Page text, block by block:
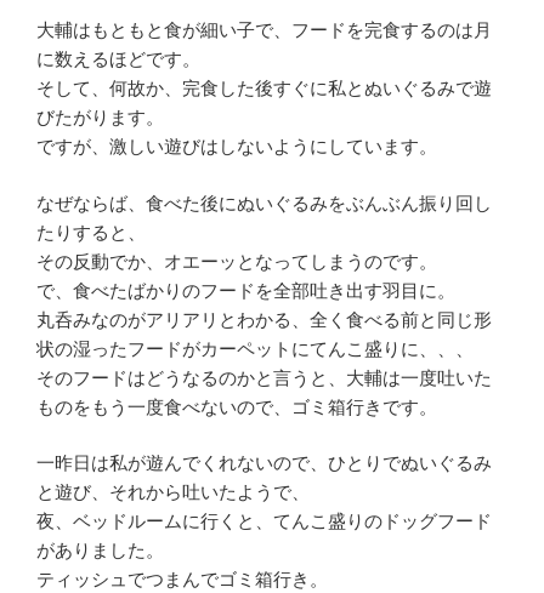
大輔はもともと食が細い子で、フードを完食するのは月
に数えるほどです。
そして、何故か、完食した後すぐに私とぬいぐるみで遊
びたがります。
ですが、激しい遊びはしないようにしています。
なぜならば、食べた後にぬいぐるみをぶんぶん振り回し
たりすると、
その反動でか、オエーッとなってしまうのです。
で、食べたばかりのフードを全部吐き出す羽目に。
丸呑みなのがアリアリとわかる、全く食べる前と同じ形
状の湿ったフードがカーペットにてんこ盛りに、、、
そのフードはどうなるのかと言うと、大輔は一度吐いた
ものをもう一度食べないので、ゴミ箱行きです。
一昨日は私が遊んでくれないので、ひとりでぬいぐるみ
と遊び、それから吐いたようで、
夜、ベッドルームに行くと、てんこ盛りのドッグフード
がありました。
ティッシュでつまんでゴミ箱行き。